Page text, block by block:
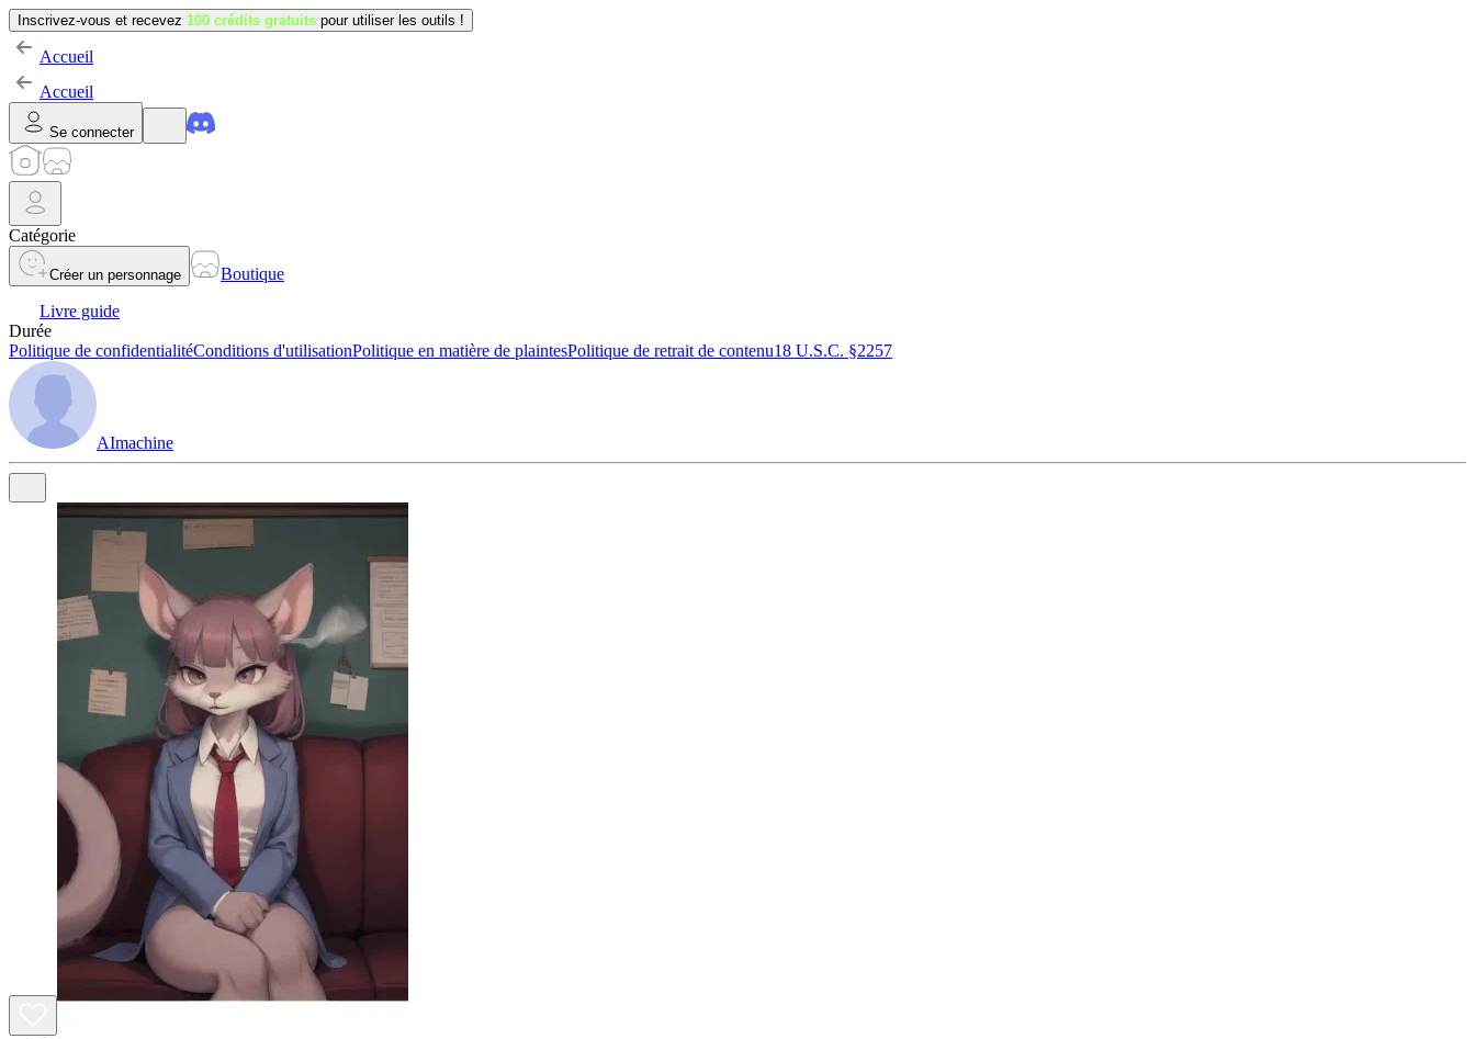
Inscrivez-vous et recevez 100 crédits gratuits pour utiliser les outils !
Accueil
Accueil
Se connecter
Catégorie
Créer un personnage
Boutique
Livre guide
Durée
Politique de confidentialitéConditions d'utilisationPolitique en matière de plaintesPolitique de retrait de contenu18 U.S.C. §2257
AImachine